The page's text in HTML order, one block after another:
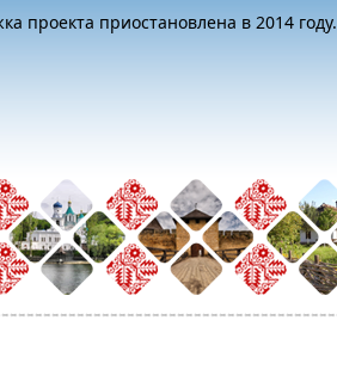
проекта приостановлена в 2014 году.